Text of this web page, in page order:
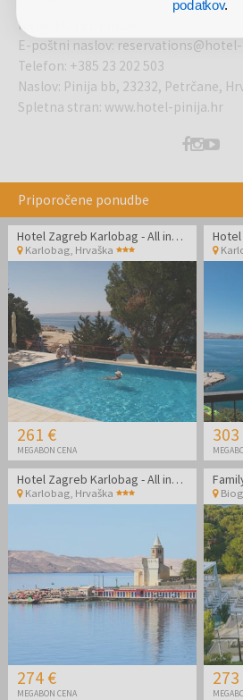
Naziv
E-poštni naslov:
Telefon: +385 23 202 503
Naslov: Pinija bb, 23232, Petrčane,
Spletna stran: www.hotel-pinija.hr
Priporočene ponudbe
Hotel Zagreb Karlobag - All inclusive light pozdrav poletju
Karlobag, Hrvaška
261 €
MEGABON CENA
303
Hotel Zagreb Karlobag - All inclusive light poletje
Karlobag, Hrvaška
274 €
MEGABON CENA
273
podatkov.